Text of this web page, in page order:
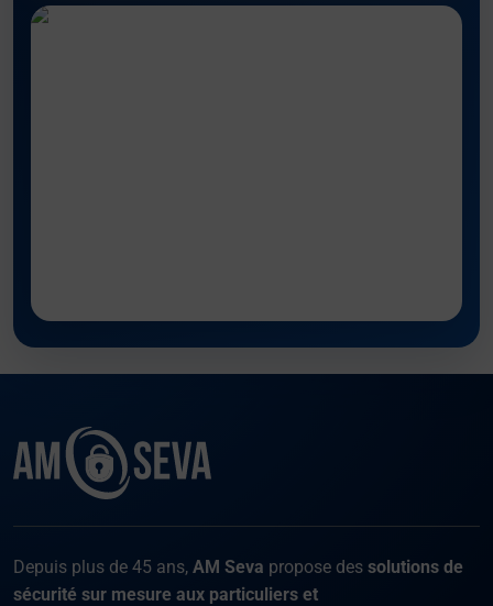
Depuis plus de 45 ans, AM Seva propose des solutions de
sécurité sur mesure aux particuliers et